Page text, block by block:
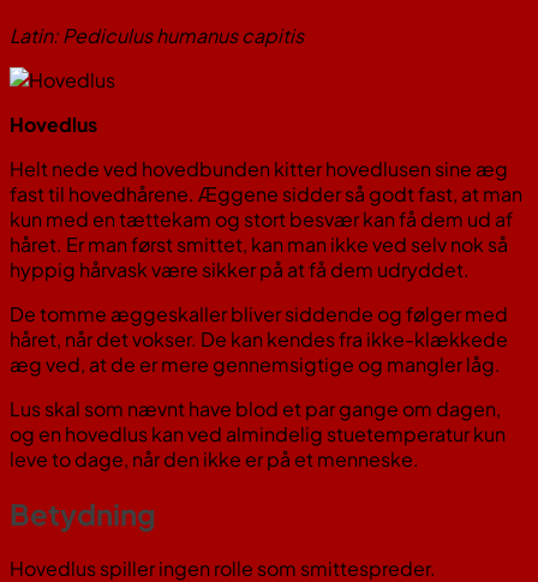
Latin: Pediculus humanus capitis
Hovedlus
Helt nede ved hovedbunden kitter hovedlusen sine æg
fast til hovedhårene. Æggene sidder så godt fast, at man
kun med en tættekam og stort besvær kan få dem ud af
håret. Er man først smittet, kan man ikke ved selv nok så
hyppig hårvask være sikker på at få dem udryddet.
De tomme æggeskaller bliver siddende og følger med
håret, når det vokser. De kan kendes fra ikke-klækkede
æg ved, at de er mere gennemsigtige og mangler låg.
Lus skal som nævnt have blod et par gange om dagen,
og en hovedlus kan ved almindelig stuetemperatur kun
leve to dage, når den ikke er på et menneske.
Betydning
Hovedlus spiller ingen rolle som smittespreder.